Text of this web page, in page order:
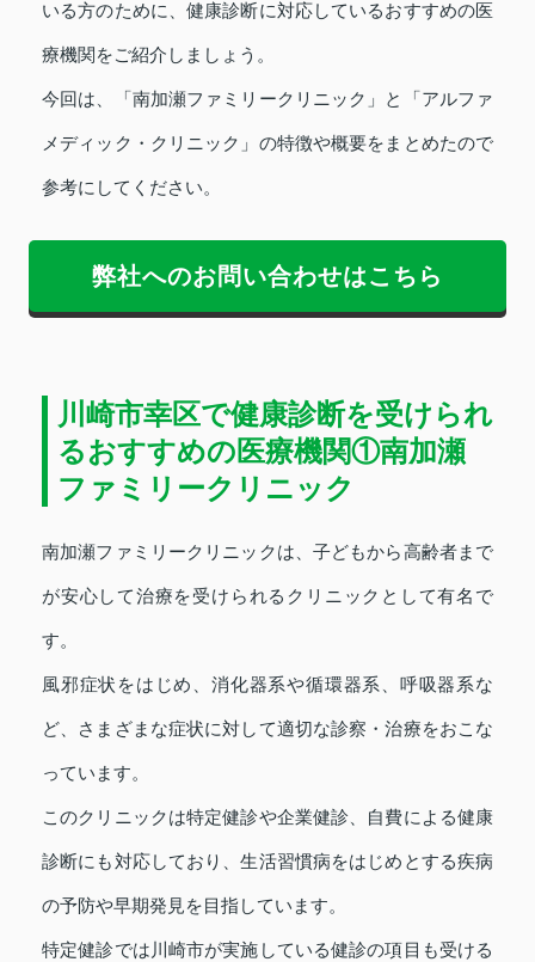
いる方のために、健康診断に対応しているおすすめの医
療機関をご紹介しましょう。
今回は、「南加瀬ファミリークリニック」と「アルファ
メディック・クリニック」の特徴や概要をまとめたので
参考にしてください。
弊社へのお問い合わせはこちら
川崎市幸区で健康診断を受けられ
るおすすめの医療機関①南加瀬
ファミリークリニック
南加瀬ファミリークリニックは、子どもから高齢者まで
が安心して治療を受けられるクリニックとして有名で
す。
風邪症状をはじめ、消化器系や循環器系、呼吸器系な
ど、さまざまな症状に対して適切な診察・治療をおこな
っています。
このクリニックは特定健診や企業健診、自費による健康
診断にも対応しており、生活習慣病をはじめとする疾病
の予防や早期発見を目指しています。
特定健診では川崎市が実施している健診の項目も受ける